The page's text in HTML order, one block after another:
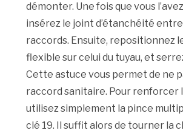
démonter. Une fois que vous
insérez le joint d’étanchéité
raccords. Ensuite, repositionnez
flexible sur celui du tuyau, et
Cette astuce vous permet de ne
raccord sanitaire. Pour renforcer
utilisez simplement la pince
clé 19. Il suffit alors de tourner la